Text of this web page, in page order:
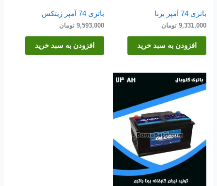
باتری 74 آمپر برنا
9,331,000 تومان
افزودن به سبد خرید
باتری 74 آمپر زیتکس
9,593,000 تومان
افزودن به سبد خرید